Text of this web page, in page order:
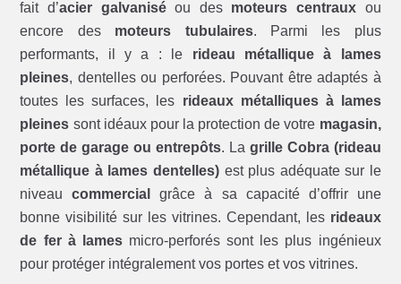
fait d’acier galvaniséou des moteurs centraux ou
encore des moteurs tubulaires. Parmi les plus
performants, il y a : le rideau métallique à lames
pleines, dentelles ou perforées. Pouvant être adaptés à
toutes les surfaces, les rideaux métalliques à lames
pleines sont idéaux pour la protection de votre magasin,
porte de garage ou entrepôts. La grille Cobra (rideau
métallique à lames dentelles)est plus adéquate sur le
niveaucommercial
grâce à sa capacité d’offrir une
bonne visibilité sur les vitrines. Cependant, les rideaux
de fer à lamesmicro-perforés sont les plus ingénieux
pour protéger intégralement vos portes et vos vitrines.